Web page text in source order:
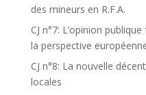
des mineurs en R.F.A.
CJ n°7: L’opinion
la perspective
CJ n°8: La nouvelle
locales